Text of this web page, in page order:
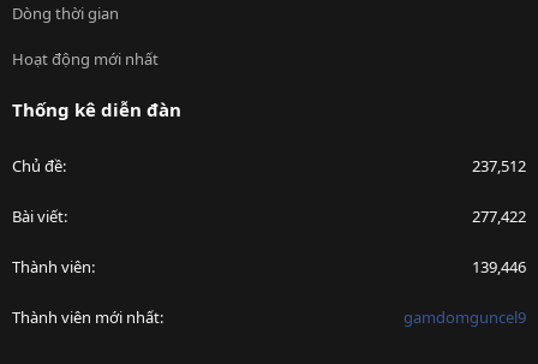
Dòng thời gian
Hoạt động mới nhất
Thống kê diễn đàn
Chủ đề 237,512
Bài viết 277,422
Thành viên 139,446
Thành viên mới nhất gamdomguncel9